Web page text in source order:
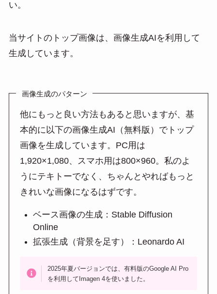
い。
当サイトのトップ画像は、画像生成AIを利用して
生成しています。
画像生成のパターン
他にもっと良い方法もあると思いますが、基
本的に以下の画像生成AI（無料版）でトップ
画像を生成しています。PC用は
1,920×1,080、スマホ用は800×960。私のよ
うにテキトーでなく、ちゃんとやればもっと
きれいな画像になるはずです。
ベース画像の生成：Stable Diffusion
Online
拡張生成（背景を足す）：Leonardo AI
2025年夏バージョンでは、有料版のGoogle AI Pro
を利用してImagen 4を使いました。